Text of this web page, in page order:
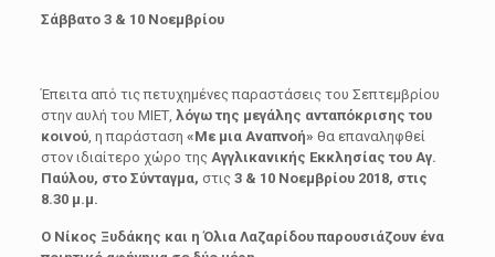
Σάββατο 3 & 10 Νοεμβρίου
Έπειτα από τις πετυχημένες παραστάσεις του Σεπτεμβρίου
στην αυλή του ΜΙΕΤ, λόγω της μεγάλης ανταπόκρισης του
κοινού, η παράσταση «Με μια Αναπνοή» θα επαναληφθεί
στον ιδιαίτερο χώρο της Αγγλικανικής Εκκλησίας του Αγ.
Παύλου, στο Σύνταγμα, στις 3 & 10 Νοεμβρίου 2018, στις
8.30 μ.μ.
Ο Νίκος Ξυδάκης και η Όλια Λαζαρίδου παρουσιάζουν ένα